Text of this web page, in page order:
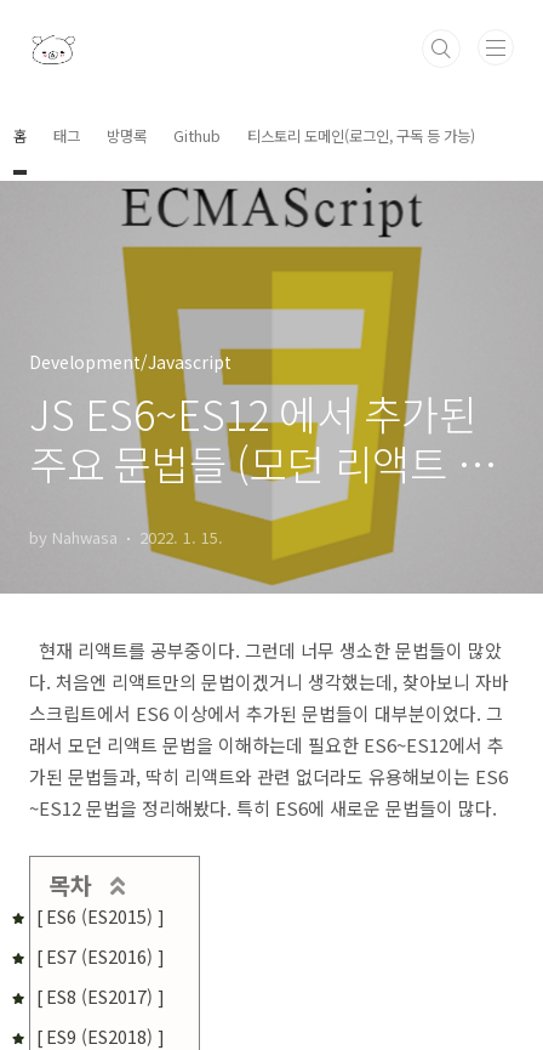
홈 태그 방명록 Github 티스토리 도메인(로그인, 구독 등 가능)
Development/Javascript
JS ES6~ES12 에서 추가된
주요 문법들 (모던 리액트 이
해에 필요한 ECMA Script
ES6~ES12 문법들)
by Nahwasa 2022. 1. 15.
현재 리액트를 공부중이다. 그런데 너무 생소한 문법들이 많았
다. 처음엔 리액트만의 문법이겠거니 생각했는데, 찾아보니 자바
스크립트에서 ES6 이상에서 추가된 문법들이 대부분이었다. 그
래서 모던 리액트 문법을 이해하는데 필요한 ES6~ES12에서 추
가된 문법들과, 딱히 리액트와 관련 없더라도 유용해보이는 ES6
~ES12 문법을 정리해봤다. 특히 ES6에 새로운 문법들이 많다.
목차
[ ES6 (ES2015) ]
[ ES7 (ES2016) ]
[ ES8 (ES2017) ]
[ ES9 (ES2018) ]